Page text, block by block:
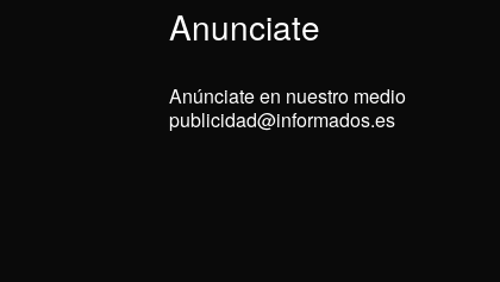
Anunciate
Anúnciate en nuestro medio
publicidad@informados.es